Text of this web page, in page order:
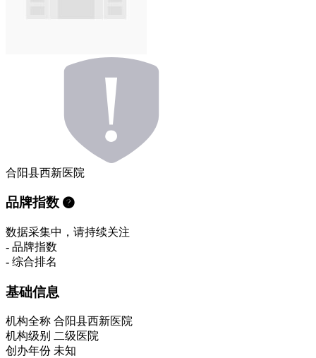
合阳县西新医院
品牌指数
数据采集中，请持续关注
- 品牌指数
- 综合排名
基础信息
机构全称 合阳县西新医院
机构级别 二级医院
创办年份 未知